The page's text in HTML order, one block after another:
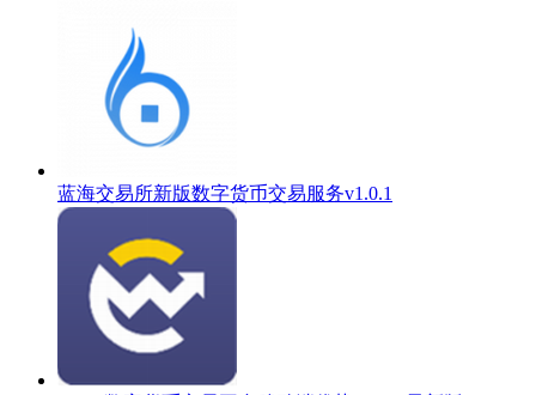
蓝海交易所新版数字货币交易服务v1.0.1